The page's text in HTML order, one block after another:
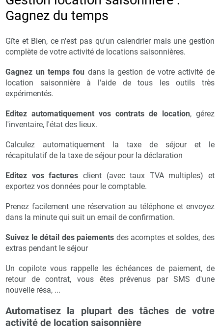
Gagnez du temps
Gîte et Bien, ce n'est pas qu'un calendrier mais une gestion
complète de votre activité de locations saisonnières.
Gagnez un temps fou dans la gestion de votre activité de
location saisonnière à l'aide de tous les outils très
expérimentés.
Editez automatiquement vos contrats de location, gérez
l'inventaire, l'état des lieux.
Calculez automatiquement la taxe de séjour et le
récapitulatif de la taxe de séjour pour la déclaration
Editez vos factures client (avec taux TVA multiples) et
exportez vos données pour le comptable.
Prenez facilement une réservation au téléphone et envoyez
dans la minute qui suit un email de confirmation.
Suivez le détail des paiements des acomptes et soldes, des
extras pendant le séjour
Un copilote vous rappelle les échéances de paiement, de
retour de contrat, vous êtes prévenus par SMS d'une
nouvelle résa, ...
Automatisez la plupart des tâches de votre
activité de location saisonnière